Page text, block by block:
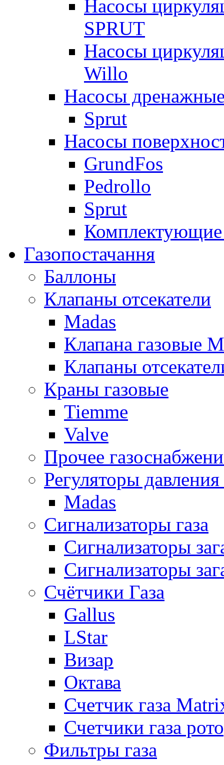
Насосы
SPRUT
Насосы
Willo
Насосы
Sprut
Насосы
GrundFos
Pedrollo
Sprut
Комплектующие
Газопостачання
Баллоны
Клапаны отсекатели
Madas
Клапана газовые
Клапаны
Краны газовые
Tiemme
Valve
Прочее
Регуляторы давления
Madas
Сигнализаторы газа
Сигнализаторы
Сигнализаторы
Счётчики Газа
Gallus
LStar
Визар
Октава
Счетчик газа
Счетчики газа
Фильтры газа